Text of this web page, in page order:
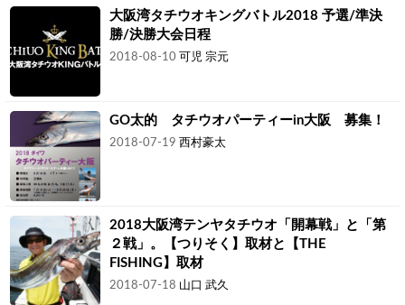
大阪湾タチウオキングバトル2018 予選/準決
勝/決勝大会日程
2018-08-10 可児 宗元
GO太的 タチウオパーティーin大阪 募集！
2018-07-19 西村豪太
2018大阪湾テンヤタチウオ「開幕戦」と「第
２戦」。【つりそく】取材と【THE
FISHING】取材
2018-07-18 山口 武久